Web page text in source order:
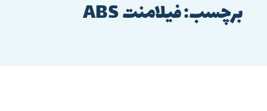
برچسب:فیلامنت ABS